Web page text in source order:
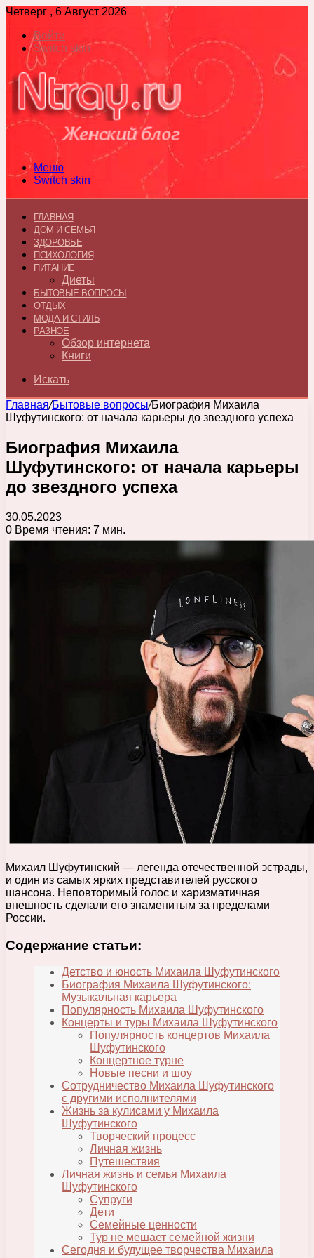
Четверг , 6 Август 2026
Войти
Switch skin
Меню
Switch skin
ГЛАВНАЯ
ДОМ И СЕМЬЯ
ЗДОРОВЬЕ
ПСИХОЛОГИЯ
ПИТАНИЕ
Диеты
БЫТОВЫЕ ВОПРОСЫ
ОТДЫХ
МОДА И СТИЛЬ
РАЗНОЕ
Обзор интернета
Книги
Искать
Главная/Бытовые вопросы/Биография Михаила
Шуфутинского: от начала карьеры до звездного успеха
Биография Михаила
Шуфутинского: от начала карьеры
до звездного успеха
30.05.2023
0 Время чтения: 7 мин.
Михаил Шуфутинский — легенда отечественной эстрады,
и один из самых ярких представителей русского
шансона. Неповторимый голос и харизматичная
внешность сделали его знаменитым за пределами
России.
Содержание статьи:
Детство и юность Михаила Шуфутинского
Биография Михаила Шуфутинского:
Музыкальная карьера
Популярность Михаила Шуфутинского
Концерты и туры Михаила Шуфутинского
Популярность концертов Михаила
Шуфутинского
Концертное турне
Новые песни и шоу
Сотрудничество Михаила Шуфутинского
с другими исполнителями
Жизнь за кулисами у Михаила
Шуфутинского
Творческий процесс
Личная жизнь
Путешествия
Личная жизнь и семья Михаила
Шуфутинского
Супруги
Дети
Семейные ценности
Тур не мешает семейной жизни
Сегодня и будущее творчества Михаила